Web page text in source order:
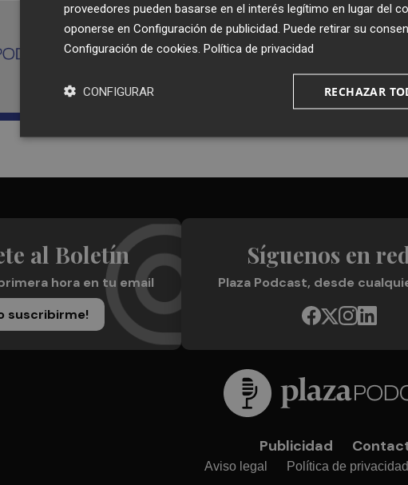
Recibe toda la
Plaza Podcast en tu
al Boletín
hora en tu email
suscribirme!
Síguenos en
Plaza Podcast, desde
Publicidad
Aviso legal Política de privacidad
proveedores pueden basarse en el interés legítimo en lugar del
oponerse en Configuración de publicidad . Puede retirar su
Configuración de cookies Política de privacidad
RECHAZAR
CONFIGURAR